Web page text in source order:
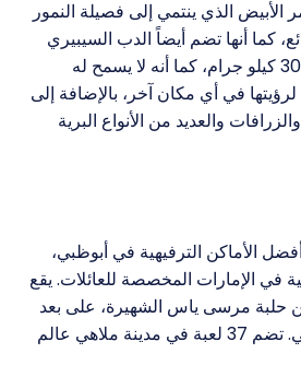
الأبيض الذي ينتمي إلى فصيلة النمور
كما أنها تضم ​​أيضاً الدب السيبيري
الذي يبلغ وزنه حوالي 300 كيلو جرام، كما أنه لا يسمح له
في أي مكان آخر، بالإضافة إلى
والعديد من الأنواع البرية
الأماكن الترفيهية في أبوظبي،
في الإمارات المخصصة للعائلات. يقع
حلبة مرسى ياس الشهيرة، على بعد
حوالي 30 دقيقة من دبي. تضم 37 لعبة في مدينة ملاهي عالم